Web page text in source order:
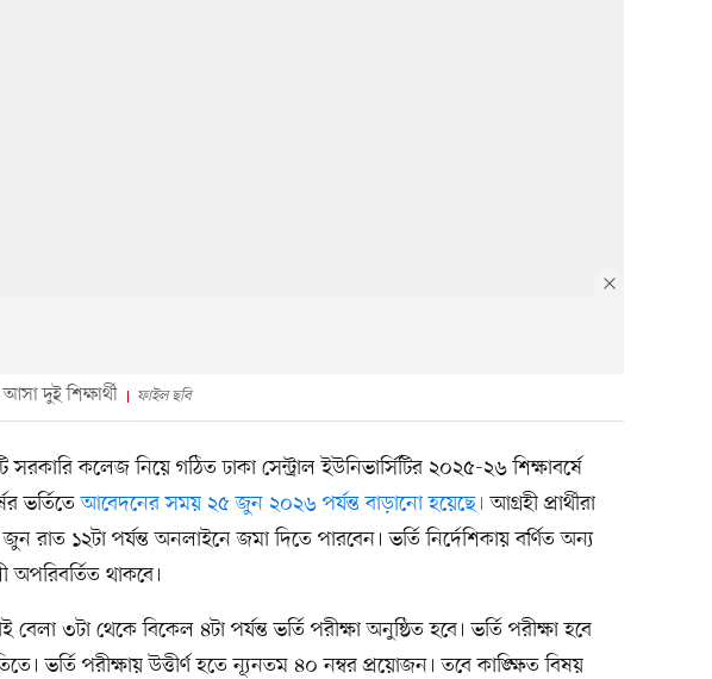
দুই শিক্ষার্থী ফাইল ছবি
সরকারি কলেজ নিয়ে গঠিত ঢাকা সেন্ট্রাল ইউনিভার্সিটির ২০২৫-২৬ শিক্ষাবর্ষে
ভর্তিতেআবেদনের সময় ২৫ জুন ২০২৬ পর্যন্ত বাড়ানো হয়েছে।আগ্রহী প্রার্থীরা
রাত ১২টা পর্যন্ত অনলাইনে জমা দিতে পারবেন। ভর্তি নির্দেশিকায় বর্ণিত অন্য
অপরিবর্তিত থাকবে।
৩টা থেকে বিকেল ৪টা পর্যন্ত ভর্তি পরীক্ষা অনুষ্ঠিত হবে। ভর্তি পরীক্ষা হবে
ভর্তি পরীক্ষায় উত্তীর্ণ হতে ন্যূনতম ৪০ নম্বর প্রয়োজন। তবে কাঙ্ক্ষিত বিষয়